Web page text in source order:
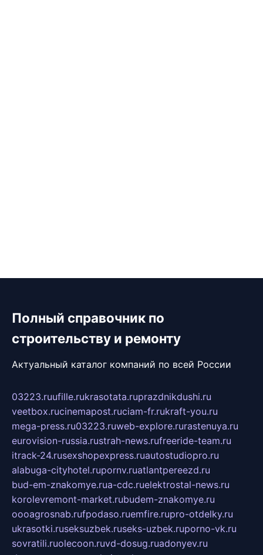
Полный справочник по
строительству и ремонту
Актуальный каталог компаний по всей России
03223.ruufille.rukrasotata.ruprazdnikdushi.ru
veetbox.rucinemapost.ruciam-fr.rukraft-you.ru
mega-press.ru03223.ruweb-explore.rurastenuya.ru
eurovision-russia.rustrah-news.rufreeride-team.ru
itrack-24.rusexshopexpress.ruautostudiopro.ru
alabuga-cityhotel.rupornv.ruatlantpereezd.ru
bud-em-znakomye.rua-cdc.ruelektrostal-news.ru
korolevremont-market.rubudem-znakomye.ru
oooagrosnab.rufpodaso.ruemfire.rupro-otdelky.ru
ukrasotki.ruseksuzbek.ruseks-uzbek.ruporno-vk.ru
sovratili.ruolecoon.ruvd-dosug.ruadonyev.ru